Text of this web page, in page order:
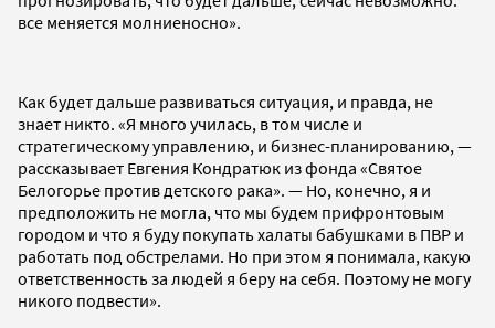
все меняется молниеносно».
Как будет дальше развиваться ситуация, и правда, не
знает никто. «Я много училась, в том числе и
стратегическому управлению, и бизнес-планированию, —
рассказывает Евгения Кондратюк из фонда «Святое
Белогорье против детского рака». — Но, конечно, я и
предположить не могла, что мы будем прифронтовым
городом и что я буду покупать халаты бабушками в ПВР и
работать под обстрелами. Но при этом я понимала, какую
ответственность за людей я беру на себя. Поэтому не могу
никого подвести».